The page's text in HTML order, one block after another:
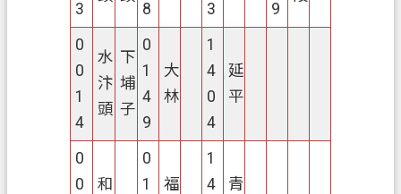
3
8
3
9
0
0
1
4
水
汴
頭
下
埔
子
0
1
4
9
大
林
1
4
0
4
延
平
0
0
和
0
1
福
1
4
青